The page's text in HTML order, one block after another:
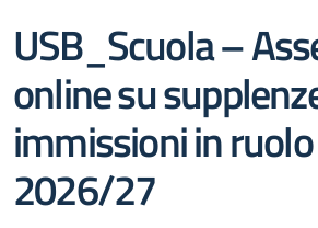
USB_Scuola –
online su
immissioni in ruolo
2026/27